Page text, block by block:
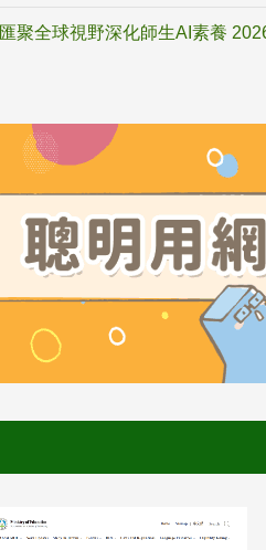
匯聚全球視野深化師生AI素養